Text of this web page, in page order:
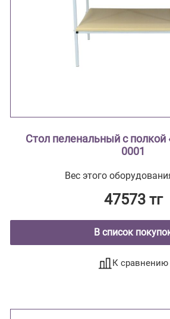
Стол пеленальный с полкой
0001
Вес этого
47573 тг
В список
К сравнению